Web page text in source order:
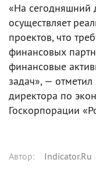
«На сегодняшний
осуществляет
проектов, что
финансовых
финансовые
задач», — отметил
директора по
Госкорпорации
Автор: Indicator.Ru